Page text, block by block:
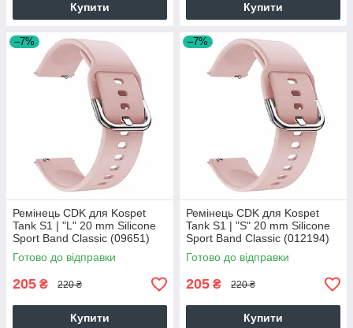
Купити Купити
–7%
Ремінець CDK для Kospet
Tank S1 | "L" 20 mm Silicone
Sport Band Classic (09651)
(pink)
Готово до відправки
205 ₴ 220 ₴
Купити
–7%
Ремінець CDK для Kospet
Tank S1 | "S" 20 mm Silicone
Sport Band Classic (012194)
(pink)
Готово до відправки
205 ₴ 220 ₴
Купити